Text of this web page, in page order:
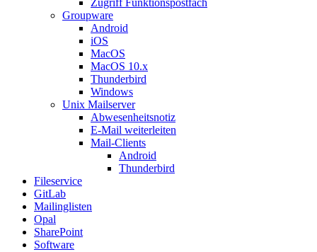
Groupware
Android
iOS
MacOS
MacOS 10.x
Thunderbird
Windows
Unix Mailserver
Abwesenheitsnotiz
E-Mail weiterleiten
Mail-Clients
Android
Thunderbird
Fileservice
GitLab
Mailinglisten
Opal
SharePoint
Software